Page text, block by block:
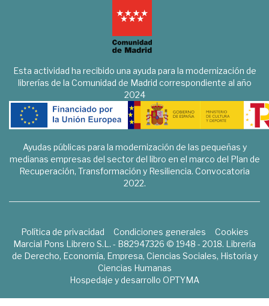
Esta actividad ha recibido una ayuda para la modernización de
librerías de la Comunidad de Madrid correspondiente al año
2024
Ayudas públicas para la modernización de las pequeñas y
medianas empresas del sector del libro en el marco del Plan de
Recuperación, Transformación y Resiliencia. Convocatoria
2022.
Política de privacidad Condiciones generales
Cookies
Marcial Pons Librero S.L. - B82947326 © 1948 - 2018. Librería
de Derecho, Economía, Empresa, Ciencias Sociales, Historia y
Ciencias Humanas
Hospedaje y desarrollo OPTYMA